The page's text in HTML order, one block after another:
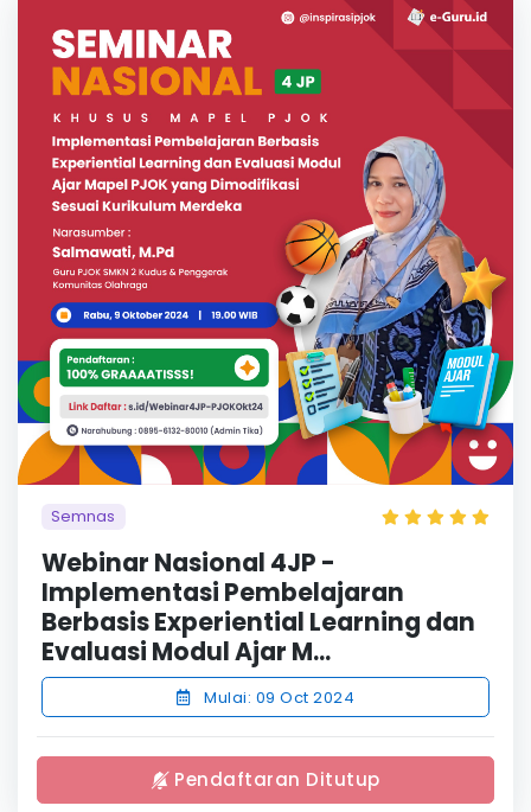
Semnas
Webinar Nasional 4JP -
Implementasi Pembelajaran
Berbasis Experiential Learning dan
Evaluasi Modul Ajar M...
Mulai: 09 Oct 2024
Pendaftaran Ditutup